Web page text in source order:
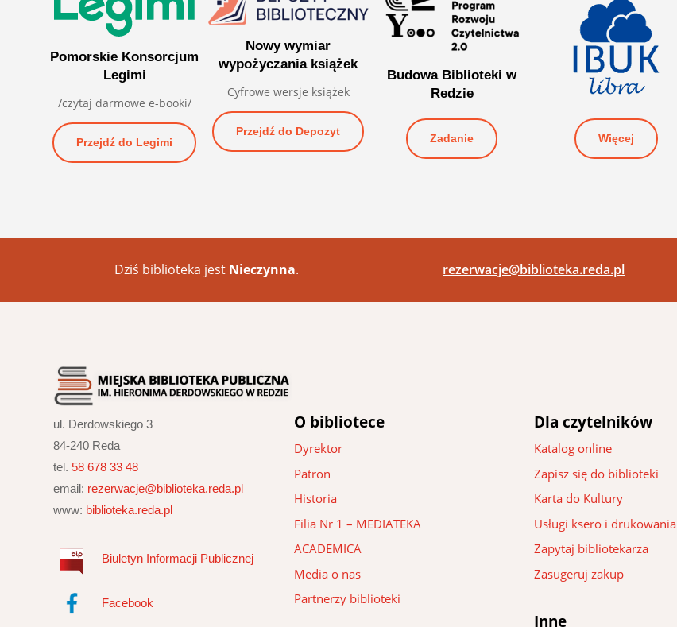
Pomorskie Konsorcjum
Legimi
/czytaj darmowe e-booki/
Przejdź do Legimi
Nowy wymiar
wypożyczania książek
Cyfrowe wersje książek
Przejdź do Depozyt
Budowa Biblioteki w
Redzie
Zadanie Więcej
Dziś biblioteka jest Nieczynna. rezerwacje@biblioteka.reda.pl
ul. Derdowskiego 3
84-240 Reda
tel.58 678 33 48
email: rezerwacje@biblioteka.reda.pl
www: biblioteka.reda.pl
Biuletyn Informacji Publicznej
Facebook
O bibliotece
Dyrektor
Patron
Historia
Filia Nr 1 – MEDIATEKA
ACADEMICA
Media o nas
Partnerzy biblioteki
Dla czytelników
Katalog online
Zapisz się do biblioteki
Karta do Kultury
Usługi ksero i drukowania
Zapytaj bibliotekarza
Zasugeruj zakup
Inne